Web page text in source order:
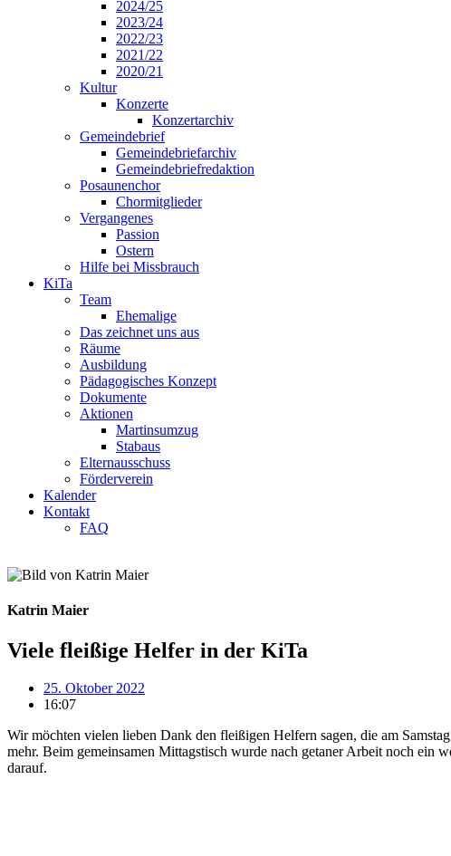
2024/25
2023/24
2022/23
2021/22
2020/21
Kultur
Konzerte
Konzertarchiv
Gemeindebrief
Gemeindebriefarchiv
Gemeindebriefredaktion
Posaunenchor
Chormitglieder
Vergangenes
Passion
Ostern
Hilfe bei Missbrauch
KiTa
Team
Ehemalige
Das zeichnet uns aus
Räume
Ausbildung
Pädagogisches Konzept
Dokumente
Aktionen
Martinsumzug
Stabaus
Elternausschuss
Förderverein
Kalender
Kontakt
FAQ
Katrin Maier
Viele fleißige Helfer in der KiTa
25. Oktober 2022
16:07
Wir möchten vielen lieben Dank den fleißigen Helfern sagen, die am
mehr. Beim gemeinsamen Mittagstisch wurde nach getaner Arbeit noch ein
darauf.